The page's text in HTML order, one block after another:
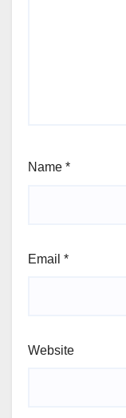
Name *
Email *
Website